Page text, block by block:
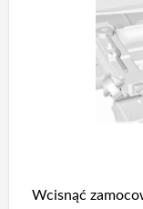
Wcisnąć